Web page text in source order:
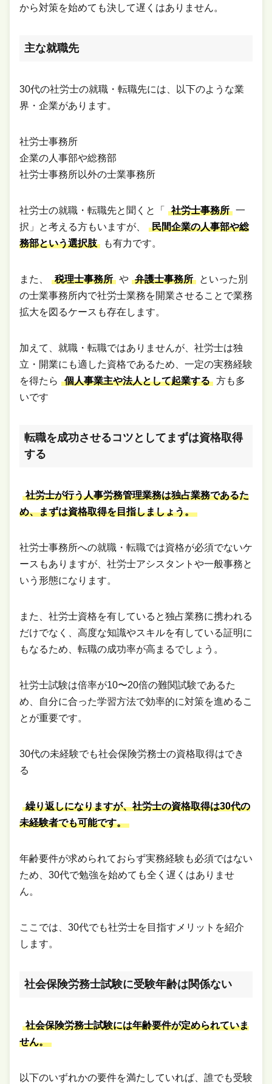
から対策を始めても決して遅くはありません。
主な就職先
30代の社労士の就職・転職先には、以下のような業
界・企業があります。
社労士事務所
企業の人事部や総務部
社労士事務所以外の士業事務所
社労士の就職・転職先と聞くと「 社労士事務所 一
択」と考える方もいますが、
民間企業の人事部や総
務部という選択肢
も有力です。
また、 税理士事務所 や 弁護士事務所
といった別
の士業事務所内で社労士業務を開業させることで業務
拡大を図るケースも存在します。
加えて、就職・転職ではありませんが、社労士は独
立・開業にも適した資格であるため、一定の実務経験
を得たら
個人事業主や法人として起業する 方も多
いです
転職を成功させるコツとしてまずは資格取得
する
社労士が行う人事労務管理業務は独占業務であるた
め、まずは資格取得を目指しましょう。
社労士事務所への就職・転職では資格が必須でないケ
ースもありますが、社労士アシスタントや一般事務と
いう形態になります。
また、社労士資格を有していると独占業務に携われる
だけでなく、高度な知識やスキルを有している証明に
もなるため、転職の成功率が高まるでしょう。
社労士試験は倍率が10〜20倍の難関試験であるた
め、自分に合った学習方法で効率的に対策を進めるこ
とが重要です。
30代の未経験でも社会保険労務士の資格取得はでき
る
繰り返しになりますが、社労士の資格取得は30代の
未経験者でも可能です。
年齢要件が求められておらず実務経験も必須ではない
ため、30代で勉強を始めても全く遅くはありませ
ん。
ここでは、30代でも社労士を目指すメリットを紹介
します。
社会保険労務士試験に受験年齢は関係ない
社会保険労務士試験には年齢要件が定められていま
せん。
以下のいずれかの要件を満たしていれば、誰でも受験